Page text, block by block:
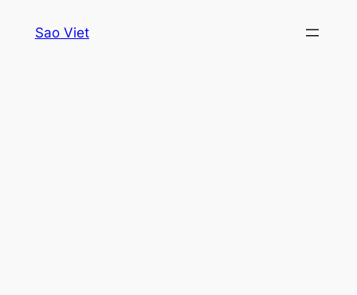
Sao Viet